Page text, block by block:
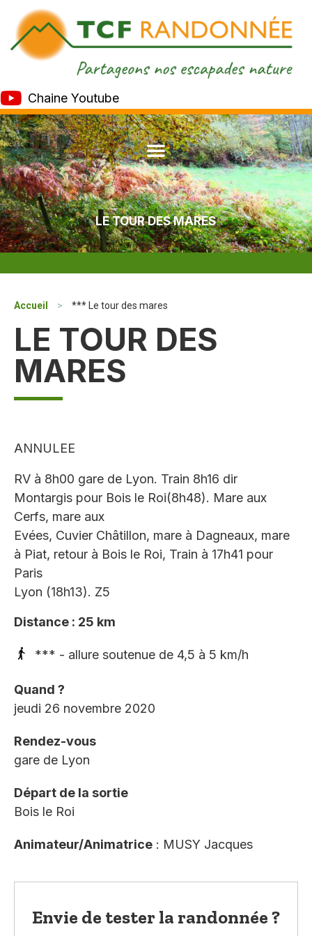
Chaine Youtube
LE TOUR DES MARES
Accueil > *** Le tour des mares
LE TOUR DES
MARES
ANNULEE
RV à 8h00 gare de Lyon. Train 8h16 dir
Montargis pour Bois le Roi(8h48). Mare aux
Cerfs, mare aux
Evées, Cuvier Châtillon, mare à Dagneaux, mare
à Piat, retour à Bois le Roi, Train à 17h41 pour
Paris
Lyon (18h13). Z5
Distance : 25 km
*** - allure soutenue de 4,5 à 5 km/h
Quand ?
jeudi 26 novembre 2020
Rendez-vous
gare de Lyon
Départ de la sortie
Bois le Roi
Animateur/Animatrice : MUSY Jacques
Envie de tester la randonnée ?